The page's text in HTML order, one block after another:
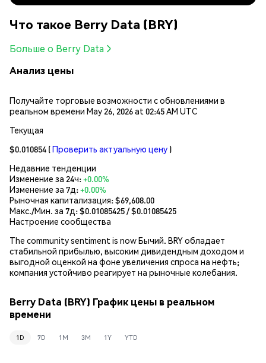
Что такое Berry Data (BRY)
Больше о Berry Data
Анализ цены
Получайте торговые возможности с обновлениями в
реальном времени May 26, 2026 at 02:45 AM UTC
Текущая
$0.010854 (Проверить актуальную цену )
Недавние тенденции
Изменение за 24ч:+0.00%
Изменение за 7д:+0.00%
Рыночная капитализация:$69,608.00
Макс./Мин. за 7д: $0.01085425/ $0.01085425
Настроение сообщества
The community sentiment is now Бычий. BRY обладает
стабильной прибылью, высоким дивидендным доходом и
выгодной оценкой на фоне увеличения спроса на нефть;
компания устойчиво реагирует на рыночные колебания.
Berry Data (BRY) График цены в реальном
времени
1D 7D 1M 3M 1Y YTD